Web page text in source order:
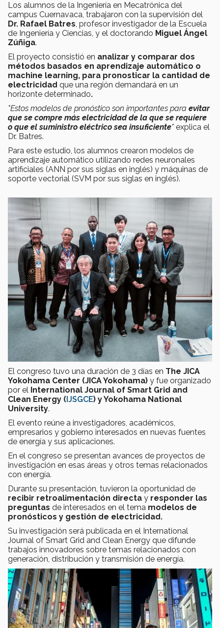
Los alumnos de la Ingeniería en Mecatrónica del
campus Cuernavaca, trabajaron con la supervisión del
Dr. Rafael Batres, profesor investigador de la Escuela
de Ingeniería y Ciencias, y el doctorando Miguel Ángel
Zúñiga.
El proyecto consistió en analizar y comparar dos
métodos basados en aprendizaje automático o
machine learning, para pronosticar la cantidad de
electricidad que una región demandará en un
horizonte determinado.
"Estos modelos de pronóstico son importantes para evitar
que se compre más electricidad de la que se requiere
o que el suministro eléctrico sea insuficiente" explica el
Dr. Batres.
Para este estudio, los alumnos crearon modelos de
aprendizaje automático utilizando redes neuronales
artificiales (ANN por sus siglas en inglés) y máquinas de
soporte vectorial (SVM por sus siglas en inglés).
El congreso tuvo una duración de 3 días en The JICA
Yokohama Center (JICA Yokohama) y fue organizado
por el International Journal of Smart Grid and
Clean Energy ( IJSGCE) y Yokohama National
University.
El evento reúne a investigadores, académicos,
empresarios y gobierno interesados en nuevas fuentes
de energía y sus aplicaciones.
En el congreso se presentan avances de proyectos de
investigación en esas áreas y otros temas relacionados
con energía.
Durante su presentación, tuvieron la oportunidad de
recibir retroalimentación directa y responder las
preguntas de interesados en el tema modelos de
pronósticos y gestión de electricidad.
Su investigación será publicada en el International
Journal of Smart Grid and Clean Energy que difunde
trabajos innovadores sobre temas relacionados con
generación, distribución y transmisión de energía.